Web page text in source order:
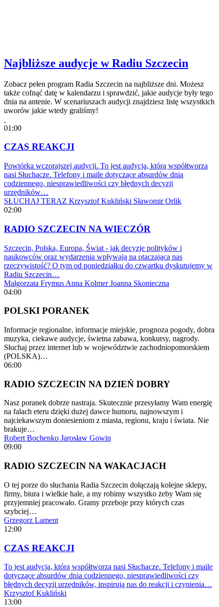
Najbliższe audycje w Radiu Szczecin
Zobacz pełen program Radia Szczecin na najbliższe dni. Możesz
także cofnąć datę w kalendarzu i sprawdzić, jakie audycje były tego
dnia na antenie. W scenariuszach audycji znajdziesz listę wszystkich
uworów jakie wtedy graliśmy!
01:00
CZAS REAKCJI
Powtórka wczorajszej audycji. To jest audycja, którą współtworzą
nasi Słuchacze. Telefony i maile dotyczące absurdów dnia
codziennego, niesprawiedliwości czy błędnych decyzji
urzędników…
SŁUCHAJ TERAZ Krzysztof Kukliński Sławomir Orlik
02:00
RADIO SZCZECIN NA WIECZÓR
Szczecin, Polska, Europa, Świat - jak decyzje polityków i
naukowców oraz wydarzenia wpływają na otaczającą nas
rzeczywistość? O tym od poniedziałku do czwartku dyskutujemy w
Radiu Szczecin…
Małgorzata Frymus Anna Kolmer Joanna Skonieczna
04:00
POLSKI PORANEK
Informacje regionalne, informacje miejskie, prognoza pogody, dobra
muzyka, ciekawe audycje, świetna zabawa, konkursy, nagrody.
Słuchaj przez internet lub w województwie zachodniopomorskiem
(POLSKA)…
06:00
RADIO SZCZECIN NA DZIEŃ DOBRY
Nasz poranek dobrze nastraja. Skutecznie przesyłamy Wam energię
na falach eteru dzięki dużej dawce humoru, najnowszym i
najciekawszym doniesieniom z miasta, regionu, kraju i świata. Nie
brakuje…
Robert Bochenko Jarosław Gowin
09:00
RADIO SZCZECIN NA WAKACJACH
O tej porze do słuchania Radia Szczecin dołączają kolejne sklepy,
firmy, biura i wielkie hale, a my robimy wszystko żeby Wam się
przyjemniej pracowało. Gramy przeboje przy których czas
szybciej…
Grzegorz Lament
12:00
CZAS REAKCJI
To jest audycja, którą współtworzą nasi Słuchacze. Telefony i maile
dotyczące absurdów dnia codziennego, niesprawiedliwości czy
błędnych decyzji urzędników, inspirują nas do reakcji i czynienia…
Krzysztof Kukliński
13:00